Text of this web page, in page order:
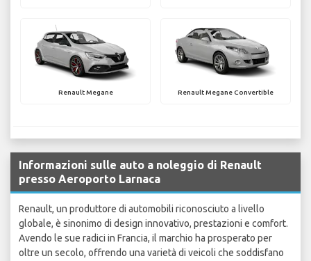
Renault Megane Renault Megane Convertible
Informazioni sulle auto a noleggio di Renault
presso Aeroporto Larnaca
Renault, un produttore di automobili riconosciuto a livello
globale, è sinonimo di design innovativo, prestazioni e comfort.
Avendo le sue radici in Francia, il marchio ha prosperato per
oltre un secolo, offrendo una varietà di veicoli che soddisfano